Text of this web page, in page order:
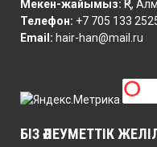
Мекен-жайымыз: ҚР,
Телефон: +7 705 133
Email: hair-han@mail.ru
БІЗ ӘЛЕУМЕТТІК